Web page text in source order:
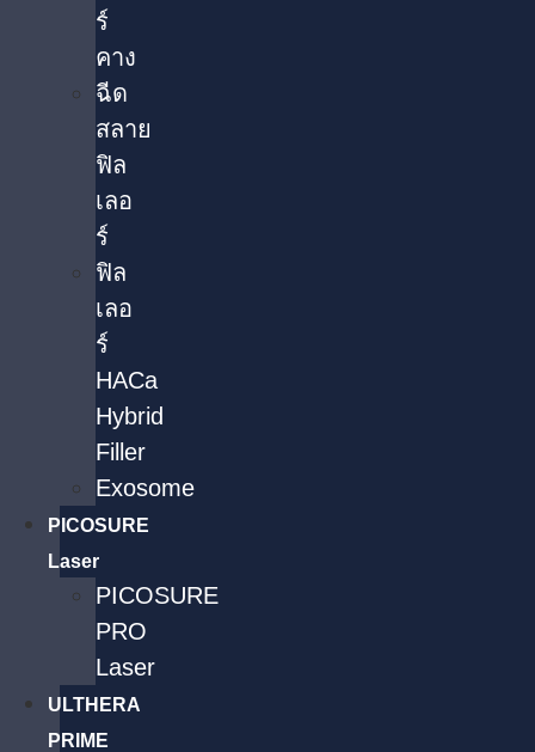
ร์
คาง
ฉีด
สลาย
ฟิล
เลอ
ร์
ฟิล
เลอ
ร์
HACa
Hybrid
Filler
Exosome
PICOSURE
Laser
PICOSURE
PRO
Laser
ULTHERA
PRIME